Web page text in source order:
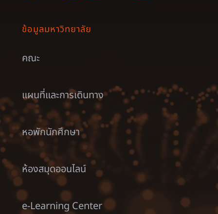
ข้อมูลมหาวิทยาลัย
คณะ
แผนที่และการเดินทาง
หอพักนักศึกษา
ห้องสมุดออนไลน์
e-Learning Center